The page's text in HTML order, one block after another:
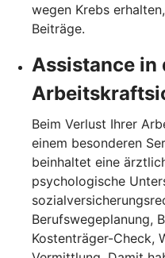
wegen Krebs
Beiträge.
Assistance in
Beim Verlust Ihrer
einem besonderen
beinhaltet eine
psychologische
Berufswegeplanung,
Kostenträger-Check,